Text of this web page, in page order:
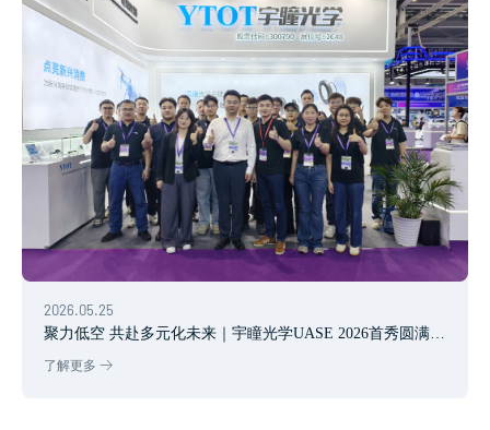
2026.05.25
聚力低空 共赴多元化未来｜宇瞳光学UASE 2026首秀圆满落
了解更多